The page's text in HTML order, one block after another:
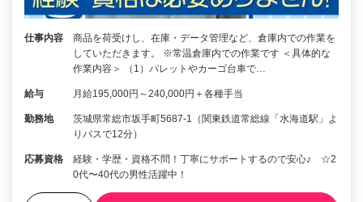
仕事内容
商品を荷受けし、在庫・データ管理など、倉庫内での作業を
していただきます。 ※常温倉庫内での作業です ＜具体的な
作業内容＞ （1）パレットやカーゴ台車で…
給与 月給195,000円～240,000円＋各種手当
勤務地
茨城県常総市坂手町5687-1（関東鉄道常総線「水海道駅」よ
りバスで12分）
応募資格
経験・学歴・資格不問！丁寧にサポートするので安心♪ ☆2
0代〜40代の男性活躍中！